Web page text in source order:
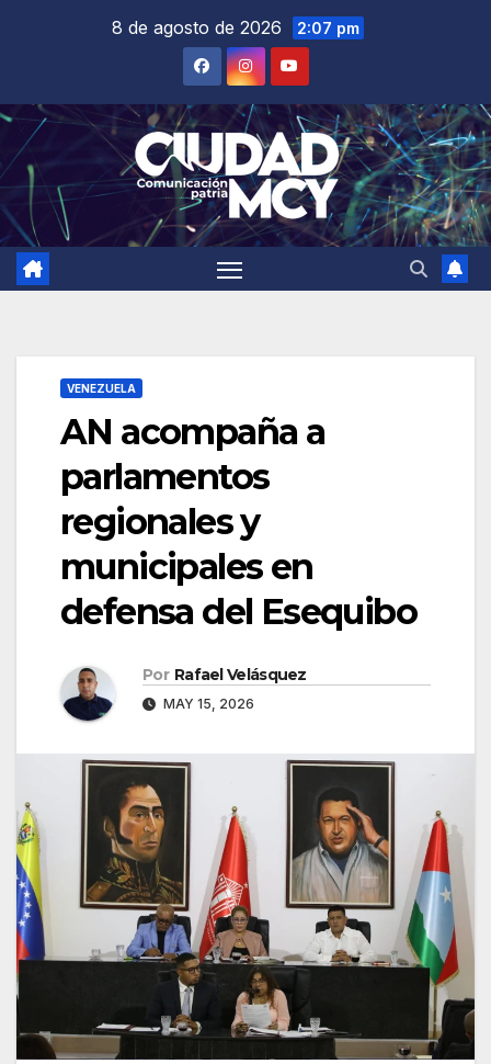
8 de agosto de 2026 2:07 pm
VENEZUELA
AN acompaña a
parlamentos
regionales y
municipales en
defensa del Esequibo
Por Rafael Velásquez
MAY 15, 2026